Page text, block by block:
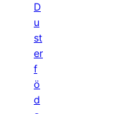
D
u
st
er
f
ö
d